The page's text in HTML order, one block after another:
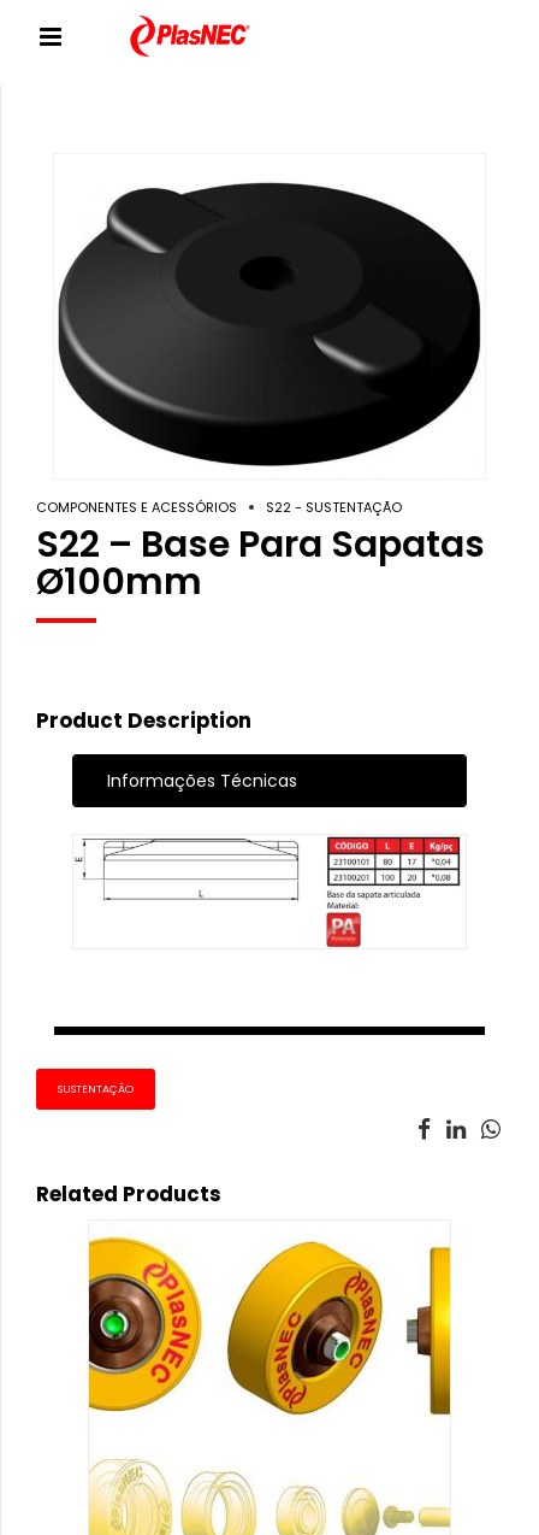
COMPONENTES E ACESSÓRIOS S22 - SUSTENTAÇÃO
S22 – Base Para Sapatas
Ø100mm
Product Description
Informações Técnicas
SUSTENTAÇÃO
Related Products